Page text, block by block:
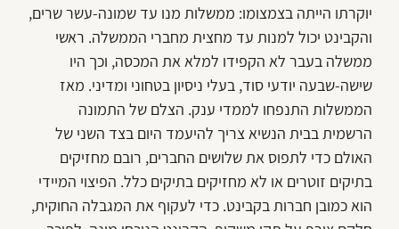
יוקרתו הייתה בצמצומו: ממשלות מנו עד שמונה-עשר שרים,
והקבינט יכול למנות עד מחצית מחברי הממשלה. ראשי
ממשלה בעבר לא הקפידו למלא את המכסה, וכך היו
שישה-שבעה יודעי סוד, בעלי ניסיון בטחוני ומדיני. מאז
הממשלות התנפחו לממדי ענק. הצלם של התמונה
הרשמית בבית הנשיא צריך להיעמד היום בצד השני של
האולם כדי לתפוס את שלושים החברים, רובם מחזיקים
בתיקים זוטרים או לא מחזיקים בתיקים כלל. הפיצוי המיידי
הוא כמובן חברות בקבינט. כדי לעקוף את המגבלה החוקית,